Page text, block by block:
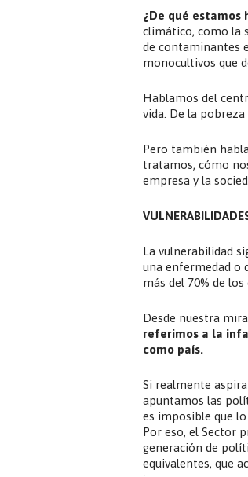
¿De qué estamos
climático, como la
de contaminantes
monocultivos que
Hablamos del
vida. De la
Pero también
tratamos, cómo
empresa y la
La vulnerabilidad
una enfermedad o
más del 70% de
Desde nuestra
referimos a la
como país.
Si realmente
apuntamos las
es imposible que lo
Por eso, el Sector
generación de
equivalentes, que